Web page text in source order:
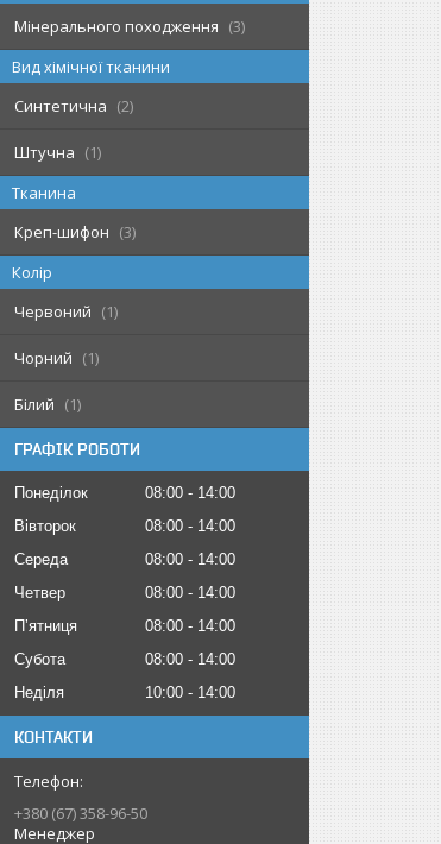
Мінерального походження
3
Вид хімічної тканини
Синтетична
2
Штучна
1
Тканина
Креп-шифон
3
Колір
Червоний
1
Чорний 1
Білий 1
ГРАФІК РОБОТИ
Понеділок 08:00
14:00
Вівторок
08:00
14:00
Середа
08:00
14:00
Четвер
08:00
14:00
Пʼятниця
08:00
14:00
Субота
08:00
14:00
Неділя
10:00 14:00
КОНТАКТИ
+380 (67) 358-96-50
Менеджер